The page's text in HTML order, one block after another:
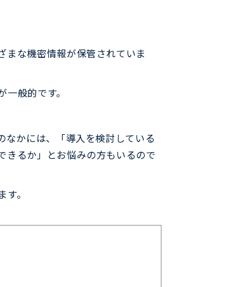
まな機密情報が保管されていま
般的です。
なかには、「導入を検討している
きるか」とお悩みの方もいるので
。